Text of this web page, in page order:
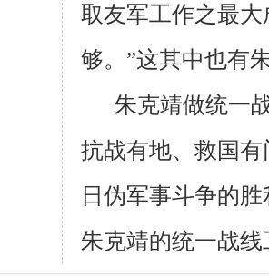
取友军工作之最
够。”这其中也有
朱克靖做统一
抗战有地、救国
日伪军事斗争的
朱克靖的统一战